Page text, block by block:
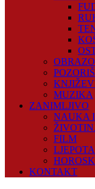
MUZIKA
ZANIMLJIVO
NAUKA
FILM
KONTAKT